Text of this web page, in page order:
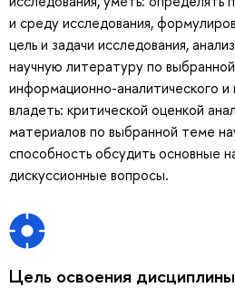
и среду исследования,
цель и задачи исследования,
научную литературу по
информационно-аналитического и
владеть: критической оценкой
материалов по выбранной теме
способность обсудить основные
дискуссионные вопросы.
Цель освоения дисциплины